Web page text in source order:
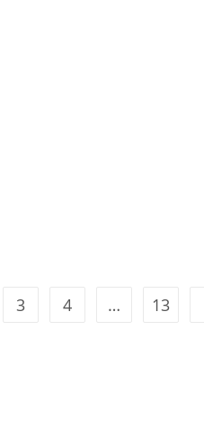
3 4 … 13